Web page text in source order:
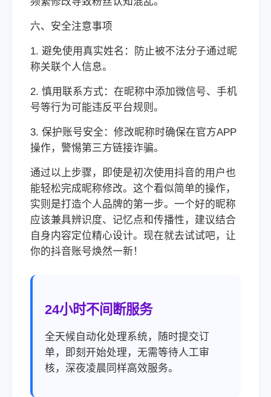
六、安全注意事项
1. 避免使用真实姓名：防止被不法分子通过昵
称关联个人信息。
2. 慎用联系方式：在昵称中添加微信号、手机
号等行为可能违反平台规则。
3. 保护账号安全：修改昵称时确保在官方APP
操作，警惕第三方链接诈骗。
通过以上步骤，即使是初次使用抖音的用户也
能轻松完成昵称修改。这个看似简单的操作，
实则是打造个人品牌的第一步。一个好的昵称
应该兼具辨识度、记忆点和传播性，建议结合
自身内容定位精心设计。现在就去试试吧，让
你的抖音账号焕然一新！
24小时不间断服务
全天候自动化处理系统，随时提交订
单，即刻开始处理，无需等待人工审
核，深夜凌晨同样高效服务。